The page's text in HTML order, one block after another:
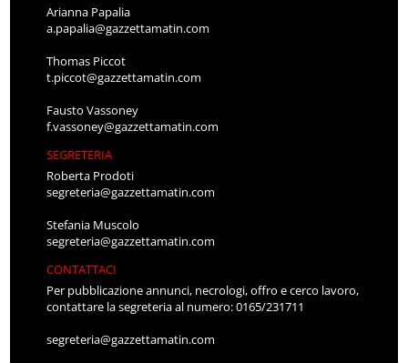
Arianna Papalia
a.papalia@gazzettamatin.com
Thomas Piccot
t.piccot@gazzettamatin.com
Fausto Vassoney
f.vassoney@gazzettamatin.com
SEGRETERIA
Roberta Prodoti
segreteria@gazzettamatin.com
Stefania Muscolo
segreteria@gazzettamatin.com
CONTATTACI
Per pubblicazione annunci, necrologi, offro e cerco lavoro,
contattare la segreteria al numero: 0165/231711
segreteria@gazzettamatin.com